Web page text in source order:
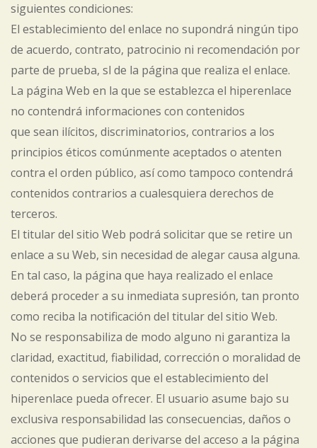
siguientes condiciones:
El establecimiento del enlace no supondrá ningún tipo
de acuerdo, contrato, patrocinio ni recomendación por
parte de prueba, sl de la página que realiza el enlace.
La página Web en la que se establezca el hiperenlace
no contendrá informaciones con contenidos
que sean ilícitos, discriminatorios, contrarios a los
principios éticos comúnmente aceptados o atenten
contra el orden público, así como tampoco contendrá
contenidos contrarios a cualesquiera derechos de
terceros.
El titular del sitio Web podrá solicitar que se retire un
enlace a su Web, sin necesidad de alegar causa alguna.
En tal caso, la página que haya realizado el enlace
deberá proceder a su inmediata supresión, tan pronto
como reciba la notificación del titular del sitio Web.
No se responsabiliza de modo alguno ni garantiza la
claridad, exactitud, fiabilidad, corrección o moralidad de
contenidos o servicios que el establecimiento del
hiperenlace pueda ofrecer. El usuario asume bajo su
exclusiva responsabilidad las consecuencias, daños o
acciones que pudieran derivarse del acceso a la página